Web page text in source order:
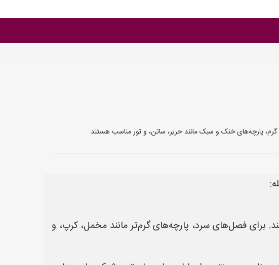
پارچه‌های خنک و سبک مانند حریر، ساتن، و تور مناسب هستند
فصل‌های سرد، پارچه‌های گرم‌تر مانند مخمل، کرپ، و